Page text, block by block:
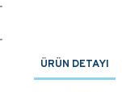
ÜRÜN DETAYI